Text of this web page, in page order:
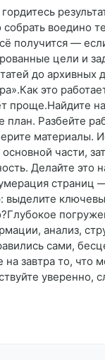
получится —
цели и
до архивных
это
проще.Найдите
Разбейте
части,
Делайте это
анализ,
сами,
на завтра то,
уверенно,